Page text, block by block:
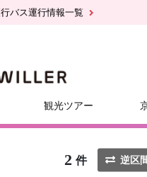
バス運行情報一覧
観光ツアー
2 件 逆区